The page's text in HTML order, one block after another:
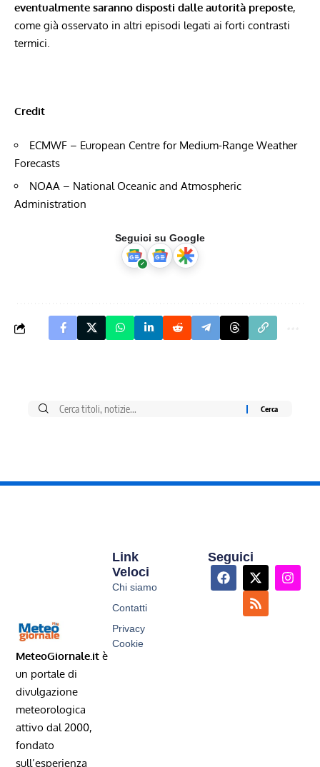
eventualmente saranno disposti dalle autorità preposte,
come già osservato in altri episodi legati ai forti contrasti
termici.
Credit
ECMWF – European Centre for Medium-Range Weather
Forecasts
NOAA – National Oceanic and Atmospheric
Administration
Seguici su Google
MeteoGiornale.it è
un portale di
divulgazione
meteorologica
attivo dal 2000,
fondato
sull’esperienza
Link
Veloci
Chi siamo
Contatti
Privacy
Cookie
Seguici